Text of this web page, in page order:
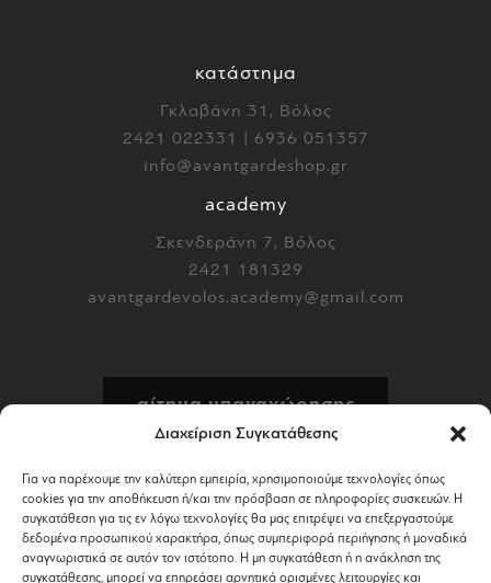
Διαχείριση Συγκατάθεσης
Για να παρέχουμε την καλύτερη εμπειρία, χρησιμοποιούμε τεχνολογίες όπως
cookies για την αποθήκευση ή/και την πρόσβαση σε πληροφορίες συσκευών. Η
συγκατάθεση για τις εν λόγω τεχνολογίες θα μας επιτρέψει να επεξεργαστούμε
δεδομένα προσωπικού χαρακτήρα, όπως συμπεριφορά περιήγησης ή μοναδικά
αναγνωριστικά σε αυτόν τον ιστότοπο. Η μη συγκατάθεση ή η ανάκληση της
συγκατάθεσης, μπορεί να επηρεάσει αρνητικά ορισμένες λειτουργίες και
κατάστημα
Γκλαβάνη 31, Βόλος
2421 022331 | 6936 051357
info@avantgardeshop.gr
academy
Σκενδεράνη 7, Βόλος
2421 181329
avantgardevolos.academy@gmail.com
αίτημα υπαναχώρησης
αποστολή & πληρωμή
όροι χρήσης